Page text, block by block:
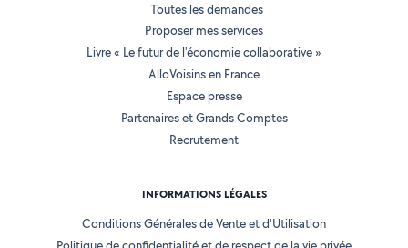
Toutes les demandes
Proposer mes services
Livre « Le futur de l'économie collaborative »
AlloVoisins en France
Espace presse
Partenaires et Grands Comptes
Recrutement
INFORMATIONS LÉGALES
Conditions Générales de Vente et d'Utilisation